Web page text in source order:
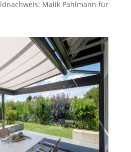
Malik Pahlmann für